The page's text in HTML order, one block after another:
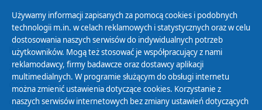
Polityka Prywatności
Zasady korzystania z Serwisu
Organizacje Pożytku Publicznego
Cyfryzacja DAB+
Używamy informacji zapisanych za pomocą cookies i podobnych
technologii m.in. w celach reklamowych i statystycznych oraz w celu
dostosowania naszych serwisów do indywidualnych potrzeb
użytkowników. Mogą też stosować je współpracujący z nami
reklamodawcy, firmy badawcze oraz dostawcy aplikacji
multimedialnych. W programie służącym do obsługi internetu
można zmienić ustawienia dotyczące cookies. Korzystanie z
naszych serwisów internetowych bez zmiany ustawień dotyczących